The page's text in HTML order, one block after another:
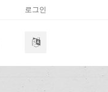
로그인